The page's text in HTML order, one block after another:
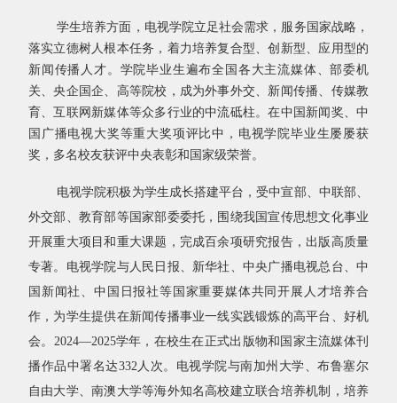
学生培养方面，电视学院立足社会需求，服务国家战略，
落实立德树人根本任务，着力培养复合型、创新型、应用型的
新闻传播人才。学院毕业生遍布全国各大主流媒体、部委机
关、央企国企、高等院校，成为外事外交、新闻传播、传媒教
育、互联网新媒体等众多行业的中流砥柱。在中国新闻奖、中
国广播电视大奖等重大奖项评比中，电视学院毕业生屡屡获
奖，多名校友获评中央表彰和国家级荣誉。
电视学院积极为学生成长搭建平台，受中宣部、中联部、
外交部、教育部等国家部委委托，围绕我国宣传思想文化事业
开展重大项目和重大课题，完成百余项研究报告，出版高质量
专著。电视学院与人民日报、新华社、中央广播电视总台、中
国新闻社、中国日报社等国家重要媒体共同开展人才培养合
作，为学生提供在新闻传播事业一线实践锻炼的高平台、好机
会。 2024—2025学年，在校生在正式出版物和国家主流媒体刊
播作品中署名达332人次。电视学院与南加州大学、布鲁塞尔
自由大学、南澳大学等海外知名高校建立联合培养机制，培养